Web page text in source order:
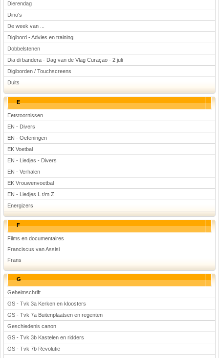
Dierendag
Dino's
De week van ...
Digibord - Advies en training
Dobbelstenen
Dia di bandera - Dag van de Vlag Curaçao - 2 juli
Digiborden / Touchscreens
Duits
E
Eetstoornissen
EN - Divers
EN - Oefeningen
EK Voetbal
EN - Liedjes - Divers
EN - Verhalen
EK Vrouwenvoetbal
EN - Liedjes L t/m Z
Energizers
F
Films en documentaires
Franciscus van Assisi
Frans
G
Geheimschrift
GS - Tvk 3a Kerken en kloosters
GS - Tvk 7a Buitenplaatsen en regenten
Geschiedenis canon
GS - Tvk 3b Kastelen en ridders
GS - Tvk 7b Revolutie